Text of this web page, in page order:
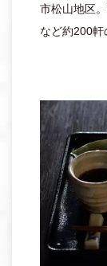
市松山地区
など約200軒
真館をリノ
なぎを一切
本格的にそ
室も開催し